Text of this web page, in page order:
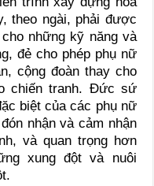
theo ngài, phải được
những kỹ năng và
đẻ cho phép phụ nữ
cộng đoàn thay cho
chiến tranh. Đức sứ
biệt của các phụ nữ
nhận và cảm nhận
và quan trọng hơn
xung đột và nuôi